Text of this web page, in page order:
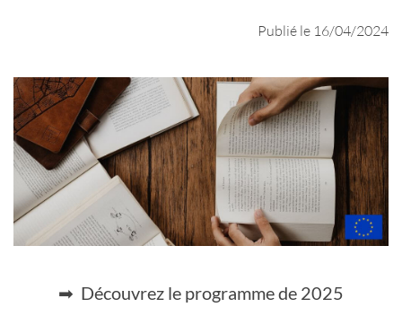
Publié le 16/04/2024
➡ Découvrez le programme de 2025